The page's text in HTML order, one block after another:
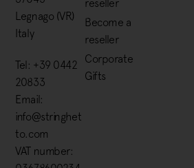
Legnago (VR)
Italy
Tel: +39 0442
20833
Email:
info@stringhet
to.com
VAT number:
reseller
Become a
reseller
Corporate
Gifts